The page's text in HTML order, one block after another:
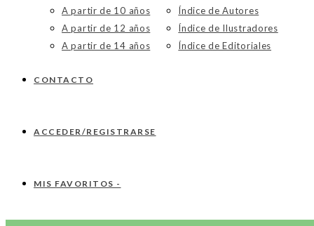
A partir de 10 años
A partir de 12 años
A partir de 14 años
Índice de Autores
Índice de Ilustradores
Índice de Editoriales
CONTACTO
ACCEDER/REGISTRARSE
MIS FAVORITOS -